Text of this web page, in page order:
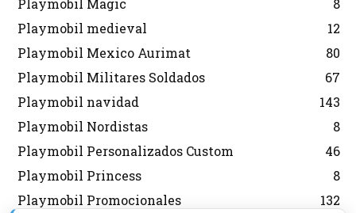
Playmobil medieval
12
Playmobil Mexico Aurimat
80
Playmobil Militares Soldados
67
Playmobil navidad
143
Playmobil Nordistas
8
Playmobil Personalizados Custom
46
Playmobil Princess
8
Playmobil Promocionales
132